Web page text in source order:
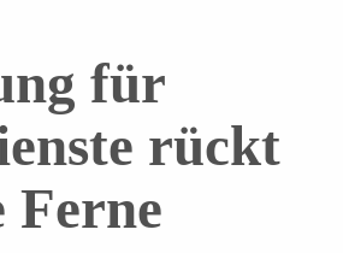
für
rückt
Ferne